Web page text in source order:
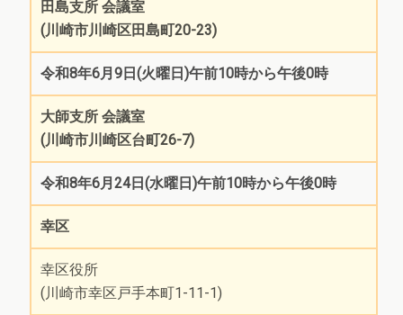
田島支所 会議室
(川崎市川崎区田島町20-23)
令和8年6月9日(火曜日)午前10時から午後0時
大師支所 会議室
(川崎市川崎区台町26-7)
令和8年6月24日(水曜日)午前10時から午後0時
幸区
幸区役所
(川崎市幸区戸手本町1-11-1)